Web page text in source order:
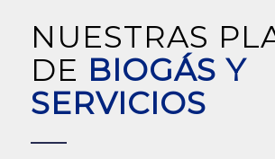
NUESTRAS
DE BIOGÁS Y
SERVICIOS